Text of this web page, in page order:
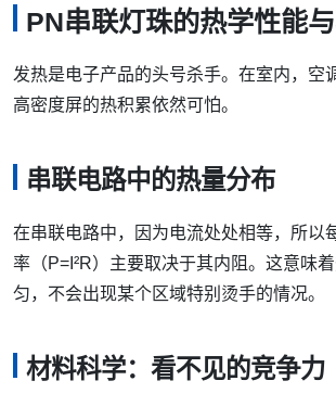
PN串联灯珠的热学性能
发热是电子产品的头号杀手。在室内，空
高密度屏的热积累依然可怕。
串联电路中的热量分布
在串联电路中，因为电流处处相等，所以
率（P=I²R）主要取决于其内阻。这意味
匀，不会出现某个区域特别烫手的情况。
材料科学：看不见的竞争力